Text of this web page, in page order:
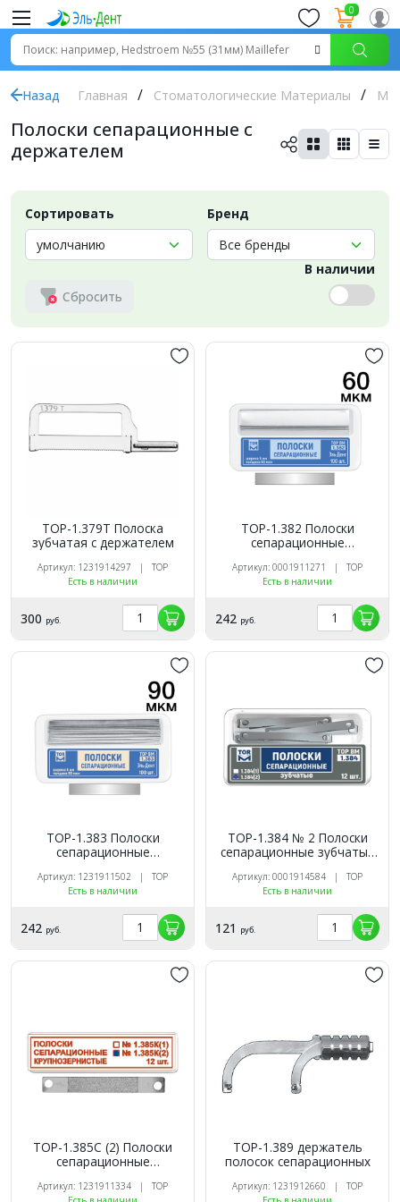
0
Назад Главная Стоматологические Материалы
Полоски сепарационные с
держателем
Сортировать Бренд
Сбросить
В наличии
ТОР-1.379Т Полоска
зубчатая с держателем
Артикул: 1231914297 | ТОР
Есть в наличии
300 руб.
ТОР-1.382 Полоски
сепарационные
мм/50 мм 100шт.
Артикул: 0001911271 | ТОР
Есть в наличии
242 руб.
ТОР-1.383 Полоски
сепарационные
мм/50 мм 100шт.
Артикул: 1231911502 | ТОР
Есть в наличии
242 руб.
ТОР-1.384 № 2 Полоски
сепарационные зубчатые
Артикул: 0001914584 | ТОР
Есть в наличии
121 руб.
ТОР-1.385C (2) Полоски
сепарационные
Артикул: 1231911334 | ТОР
ТОР-1.389 держатель
полосок сепарационных
Артикул: 1231912660 | ТОР